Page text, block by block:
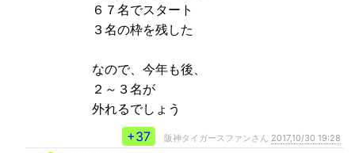
６７名でスタート
３名の枠を残した
なので、今年も後、
２～３名が
外れるでしょう
+37
阪神タイガースファンさん 2017,10/30 19:28